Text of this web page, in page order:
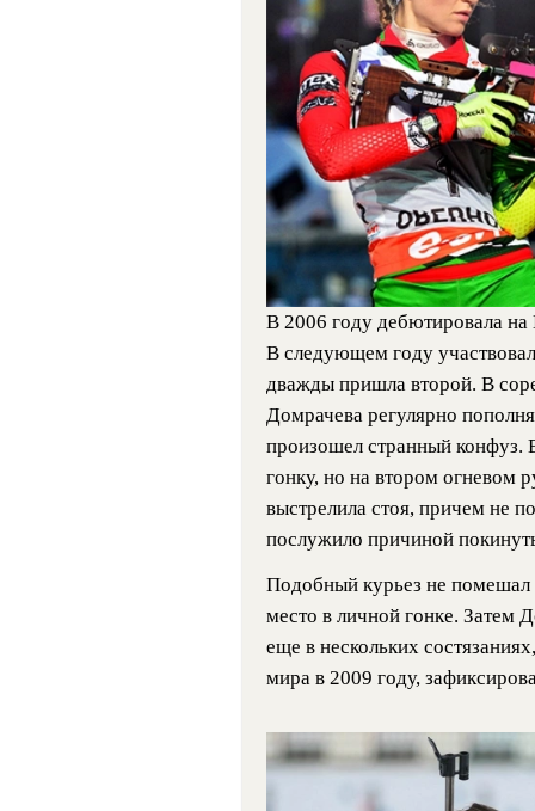
В 2006 году дебютировала на
В следующем году
дважды пришла второй. В
Домрачева регулярно
произошел странный конфуз.
гонку, но на втором огневом
выстрелила стоя, причем не
послужило причиной
Подобный курьез не помешал
место в личной гонке. Затем
еще в нескольких
мира в 2009 году,